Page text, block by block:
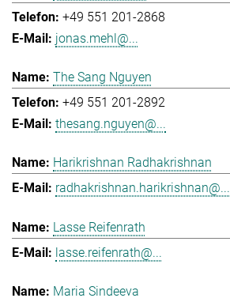
+49 551 201-2868
jonas.mehl@...
The Sang Nguyen
+49 551 201-2892
thesang.nguyen@...
Harikrishnan Radhakrishnan
radhakrishnan.harikrishnan@...
Lasse Reifenrath
lasse.reifenrath@...
Maria Sindeeva